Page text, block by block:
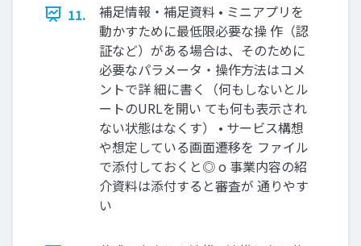
11.
補足情報・補足資料 • ミニアプリを
動かすために最低限必要な操 作（認
証など）がある場合は、そのために
必要なパラメータ・操作方法はコメ
ントで詳 細に書く（何もしないとル
ートのURLを開い ても何も表示され
ない状態はなくす） • サービス構想
や想定している画面遷移を ファイル
で添付しておくと◎ o 事業内容の紹
介資料は添付すると審査が 通りやす
い